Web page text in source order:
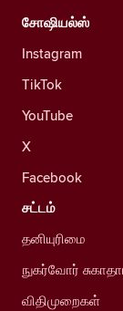
சோஷியல்ஸ்
Instagram
TikTok
YouTube
X
Facebook
சட்டம்
தனியுரிமை
நுகர்வோர்
விதிமுறைகள்